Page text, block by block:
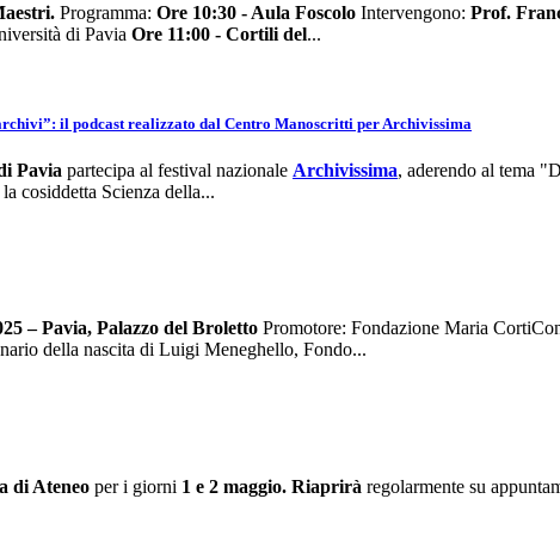
. Programma: Ore 10:30 - Aula Foscolo Intervengono: Prof.
di Pavia Ore 11:00 - Cortili del...
il podcast realizzato dal Centro Manoscritti per Archivissima
Pavia partecipa al festival nazionale Archivissima, aderendo al tema
cosiddetta Scienza della...
– Pavia, Palazzo del Broletto Promotore: Fondazione Maria
della nascita di Luigi Meneghello, Fondo...
di Ateneo per i giorni 1 e 2 maggio. Riaprirà regolarmente su